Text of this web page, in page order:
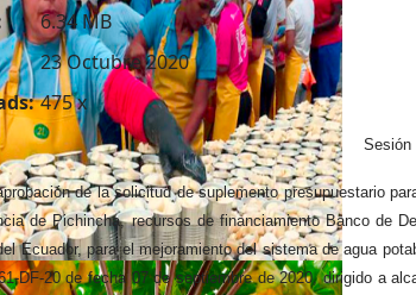
6.34 MB
23 Octubre 2020
475 x
Sesión
de la solicitud de suplemento presupuestario
de Pichincha, recursos de financiamiento Banco de
Ecuador, para el mejoramiento del sistema de agua
DF-20 de fecha 07 de septiembre de 2020, dirigido a